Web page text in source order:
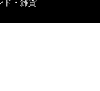
・雑貨